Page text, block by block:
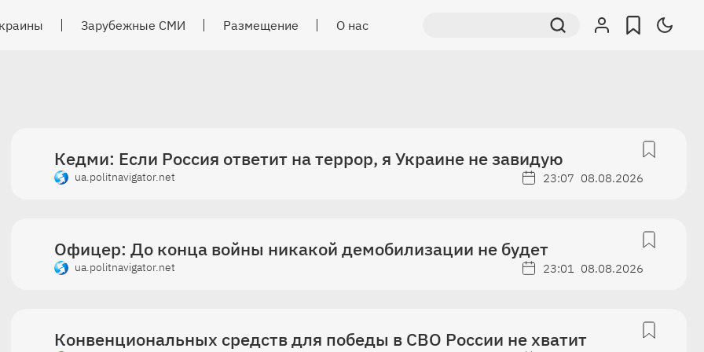
Зарубежные СМИ Размещение О нас
Кедми: Если Россия ответит на террор, я Украине не завидую
ua.politnavigator.net 23:07 08.08.2026
Офицер: До конца войны никакой демобилизации не будет
ua.politnavigator.net 23:01 08.08.2026
Конвенциональных средств для победы в СВО России не хватит